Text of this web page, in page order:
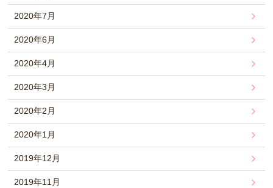
2020年7月
2020年6月
2020年4月
2020年3月
2020年2月
2020年1月
2019年12月
2019年11月